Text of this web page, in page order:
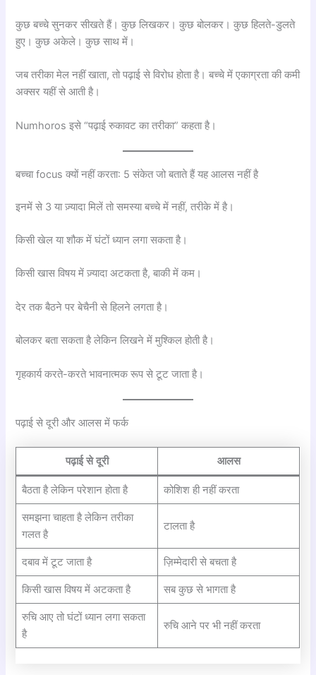
कुछ बच्चे सुनकर सीखते हैं। कुछ लिखकर। कुछ बोलकर। कुछ हिलते-डुलते
हुए। कुछ अकेले। कुछ साथ में।
जब तरीका मेल नहीं खाता, तो पढ़ाई से विरोध होता है। बच्चे में एकाग्रता की कमी
अक्सर यहीं से आती है।
Numhoros इसे “पढ़ाई रुकावट का तरीका” कहता है।
बच्चा focus क्यों नहीं करता: 5 संकेत जो बताते हैं यह आलस नहीं है
इनमें से 3 या ज़्यादा मिलें तो समस्या बच्चे में नहीं, तरीके में है।
किसी खेल या शौक में घंटों ध्यान लगा सकता है।
किसी खास विषय में ज़्यादा अटकता है, बाकी में कम।
देर तक बैठने पर बेचैनी से हिलने लगता है।
बोलकर बता सकता है लेकिन लिखने में मुश्किल होती है।
गृहकार्य करते-करते भावनात्मक रूप से टूट जाता है।
पढ़ाई से दूरी और आलस में फर्क
पढ़ाई से दूरी आलस
बैठता है लेकिन परेशान होता है कोशिश ही नहीं करता
समझना चाहता है लेकिन तरीका
गलत है
टालता है
दबाव में टूट जाता है ज़िम्मेदारी से बचता है
किसी खास विषय में अटकता है सब कुछ से भागता है
रुचि आए तो घंटों ध्यान लगा सकता
है
रुचि आने पर भी नहीं करता